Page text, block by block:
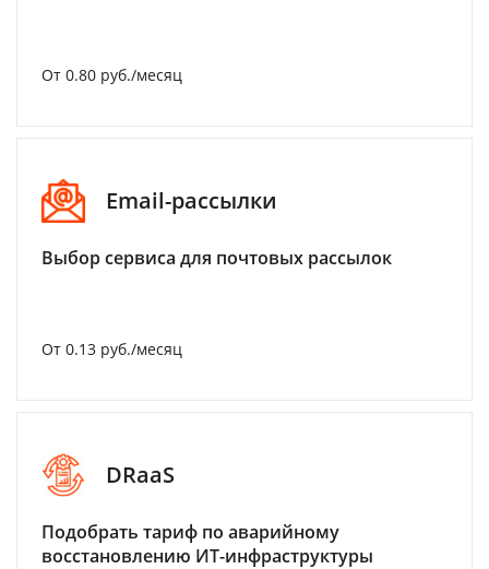
От 0.80 руб./месяц
Email-рассылки
Выбор сервиса для почтовых рассылок
От 0.13 руб./месяц
DRaaS
Подобрать тариф по аварийному
восстановлению ИТ-инфраструктуры